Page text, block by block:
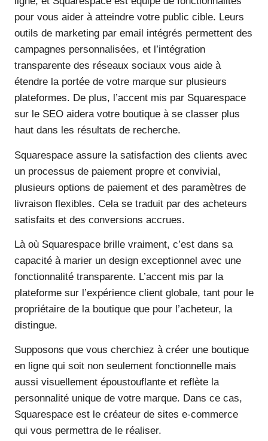
pour vous aider à atteindre votre public cible. Leurs
outils de marketing par email intégrés permettent des
campagnes personnalisées, et l’intégration
transparente des réseaux sociaux vous aide à
étendre la portée de votre marque sur plusieurs
plateformes. De plus, l’accent mis par Squarespace
sur le SEO aidera votre boutique à se classer plus
haut dans les résultats de recherche.
Squarespace assure la satisfaction des clients avec
un processus de paiement propre et convivial,
plusieurs options de paiement et des paramètres de
livraison flexibles. Cela se traduit par des acheteurs
satisfaits et des conversions accrues.
Là où Squarespace brille vraiment, c’est dans sa
capacité à marier un design exceptionnel avec une
fonctionnalité transparente. L’accent mis par la
plateforme sur l’expérience client globale, tant pour le
propriétaire de la boutique que pour l’acheteur, la
distingue.
Supposons que vous cherchiez à créer une boutique
en ligne qui soit non seulement fonctionnelle mais
aussi visuellement époustouflante et reflète la
personnalité unique de votre marque. Dans ce cas,
Squarespace est le créateur de sites e-commerce
qui vous permettra de le réaliser.